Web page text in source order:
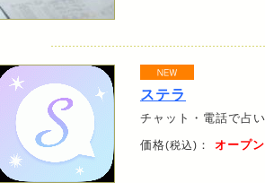
ステラ
チャット・電話で占
価格(税込) ： オープ